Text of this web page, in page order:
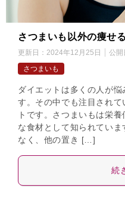
さつまいも以外の痩せ
更新日： 2024年12月25日 公開
さつまいも
ダイエットは多くの人が
す。その中でも注目され
トです。さつまいもは栄
な食材として知られてい
なく、他の置き […]
続